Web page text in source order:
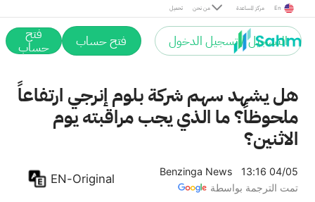
تحميل من نحن مركز المساعدة En
التسجيل / تسجيل الدخول فتح حساب فتح
حساب
هل يشهد سهم شركة بلوم إنرجي ارتفاعاً
ملحوظاً؟ ما الذي يجب مراقبته يوم
الاثنين؟
Benzinga News
13:16 04/05
تمت الترجمة بواسطة
EN-Original